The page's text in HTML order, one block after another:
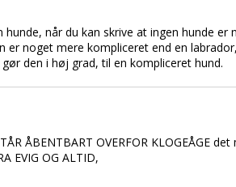
når du kan skrive at ingen hunde er
er noget mere kompliceret end en
den i høj grad, til en kompliceret hund.
ÅBENTBART OVERFOR KLOGEÅGE
EVIG OG ALTID,